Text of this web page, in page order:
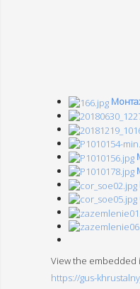
View the embedded
https://gus-